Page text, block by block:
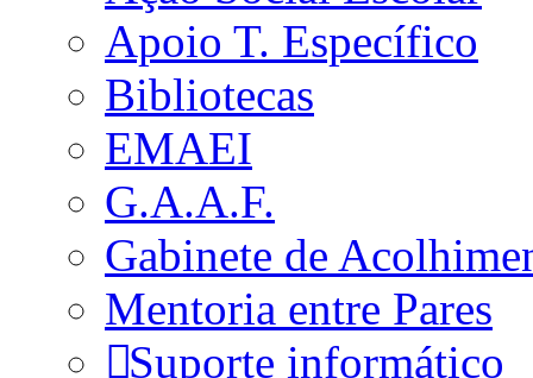
Apoio T. Específico
Bibliotecas
EMAEI
G.A.A.F.
Gabinete de
Mentoria entre Pares
Suporte informático